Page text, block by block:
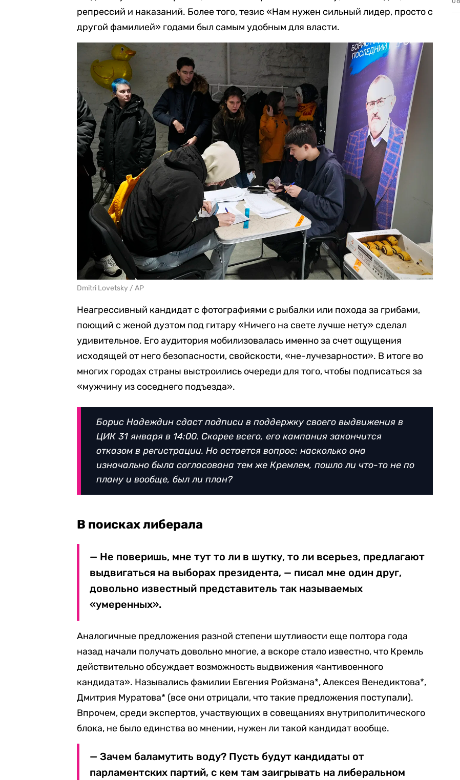
репрессий и наказаний. Более того, тезис «Нам нужен сильный лидер, просто с
другой фамилией» годами был самым удобным для власти.
Dmitri Lovetsky / AP
Неагрессивный кандидат с фотографиями с рыбалки или похода за грибами,
поющий с женой дуэтом под гитару «Ничего на свете лучше нету» сделал
удивительное. Его аудитория мобилизовалась именно за счет ощущения
исходящей от него безопасности, свойскости, «не-лучезарности». В итоге во
многих городах страны выстроились очереди для того, чтобы подписаться за
«мужчину из соседнего подъезда».
Борис Надеждин сдаст подписи в поддержку своего выдвижения в
ЦИК 31 января в 14:00. Скорее всего, его кампания закончится
отказом в регистрации. Но остается вопрос: насколько она
изначально была согласована тем же Кремлем, пошло ли что-то не по
плану и вообще, был ли план?
В поисках либерала
— Не поверишь, мне тут то ли в шутку, то ли всерьез, предлагают
выдвигаться на выборах президента, — писал мне один друг,
довольно известный представитель так называемых
«умеренных».
Аналогичные предложения разной степени шутливости еще полтора года
назад начали получать довольно многие, а вскоре стало известно, что Кремль
действительно обсуждает возможность выдвижения «антивоенного
кандидата». Назывались фамилии Евгения Ройзмана*, Алексея Венедиктова*,
Дмитрия Муратова* (все они отрицали, что такие предложения поступали).
Впрочем, среди экспертов, участвующих в совещаниях внутриполитического
блока, не было единства во мнении, нужен ли такой кандидат вообще.
— Зачем баламутить воду? Пусть будут кандидаты от
парламентских партий, с кем там заигрывать на либеральном